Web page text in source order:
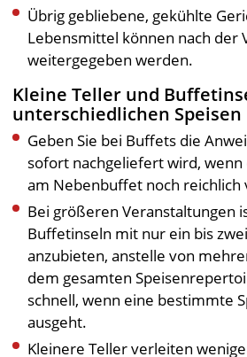
Übrig gebliebene, gekühlte
Lebensmittel können nach der
weitergegeben werden.
Kleine Teller und
unterschiedlichen Speisen
Geben Sie bei Buffets die
sofort nachgeliefert wird, wenn
am Nebenbuffet noch reichlich
Bei größeren Veranstaltungen
Buffetinseln mit nur ein bis
anzubieten, anstelle von
dem gesamten
schnell, wenn eine bestimmte
ausgeht.
Kleinere Teller verleiten